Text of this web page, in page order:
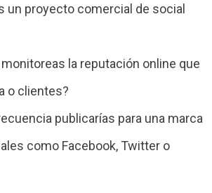
un proyecto comercial de social
la reputación online que
o clientes?
publicarías para una marca
como Facebook, Twitter o